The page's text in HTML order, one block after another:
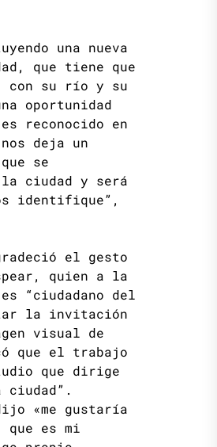
una nueva
que tiene que
con su río y su
oportunidad
reconocido en
deja un
se
ciudad y será
identifique”,
el gesto
quien a la
“ciudadano del
la invitación
visual de
que el trabajo
que dirige
ciudad”.
«me gustaría
que es mi